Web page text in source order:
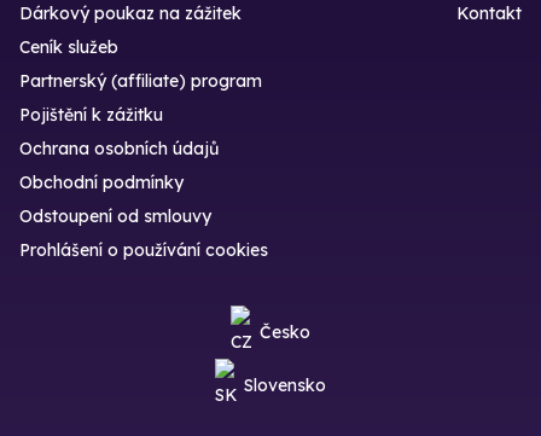
Dárkový poukaz na zážitek
Kontakt
Ceník služeb
Partnerský (affiliate) program
Pojištění k zážitku
Ochrana osobních údajů
Obchodní podmínky
Odstoupení od smlouvy
Prohlášení o používání cookies
Česko
Slovensko